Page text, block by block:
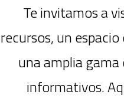
Te invitamos a
recursos, un
una amplia
informativos.